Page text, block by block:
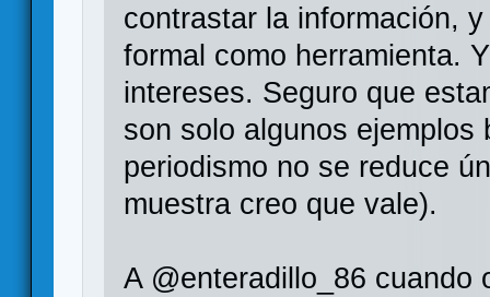
contrastar la información,
formal como herramienta.
intereses. Seguro que
son solo algunos
periodismo no se reduce
muestra creo que vale).
A @enteradillo_86 cuando